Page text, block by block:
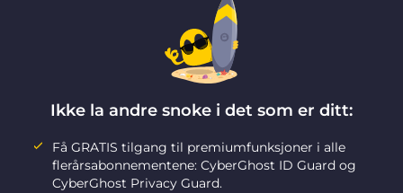
Ikke la andre snoke i det som er ditt:
Få GRATIS tilgang til premiumfunksjoner i alle
flerårsabonnementene: CyberGhost ID Guard og
CyberGhost Privacy Guard.